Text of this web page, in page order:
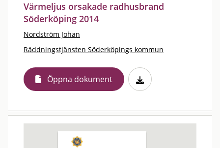
Värmeljus orsakade radhusbrand
Söderköping 2014
Nordström Johan
Räddningstjänsten Söderköpings kommun
Öppna dokument